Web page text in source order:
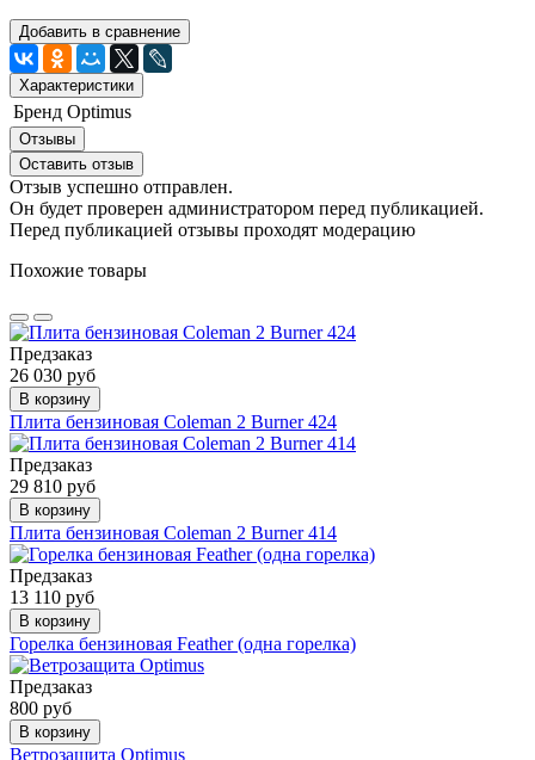
Добавить в сравнение
Характеристики
Бренд Optimus
Отзывы
Оставить отзыв
Отзыв успешно отправлен.
Он будет проверен администратором перед публикацией.
Перед публикацией отзывы проходят модерацию
Похожие товары
Предзаказ
26 030 руб
В корзину
Плита бензиновая Coleman 2 Burner 424
Предзаказ
29 810 руб
В корзину
Плита бензиновая Coleman 2 Burner 414
Предзаказ
13 110 руб
В корзину
Горелка бензиновая Feather (одна горелка)
Предзаказ
800 руб
В корзину
Ветрозащита Optimus